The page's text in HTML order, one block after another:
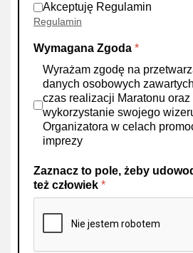
Akceptuję Regulamin
Regulamin
Wymagana Zgoda *
Wyrażam zgodę na
danych osobowych
czas realizacji Maratonu oraz
wykorzystanie swojego
Organizatora w celach
imprezy
Zaznacz to pole, żeby
też człowiek *